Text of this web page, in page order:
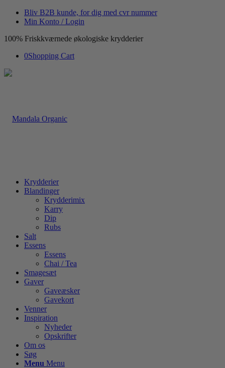
Bliv B2B kunde, for dig med cvr nummer
Min Konto / Login
100% Friskkværnede økologiske krydderier
0Shopping Cart
Krydderier
Blandinger
Krydderimix
Karry
Dip
Rubs
Salt
Essens
Essens
Chai / Tea
Smagesæt
Gaver
Gaveæsker
Gavekort
Venner
Inspiration
Nyheder
Opskrifter
Om os
Søg
Menu Menu